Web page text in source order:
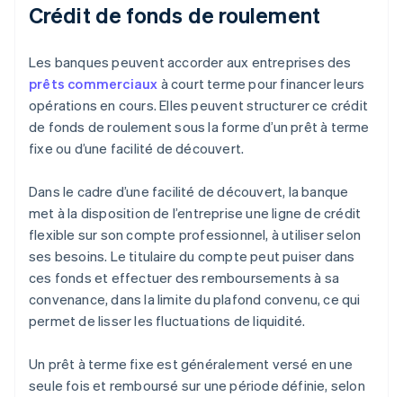
Crédit de fonds de roulement
Les banques peuvent accorder aux entreprises des
prêts commerciaux à court terme pour financer leurs
opérations en cours. Elles peuvent structurer ce crédit
de fonds de roulement sous la forme d’un prêt à terme
fixe ou d’une facilité de découvert.
Dans le cadre d’une facilité de découvert, la banque
met à la disposition de l’entreprise une ligne de crédit
flexible sur son compte professionnel, à utiliser selon
ses besoins. Le titulaire du compte peut puiser dans
ces fonds et effectuer des remboursements à sa
convenance, dans la limite du plafond convenu, ce qui
permet de lisser les fluctuations de liquidité.
Un prêt à terme fixe est généralement versé en une
seule fois et remboursé sur une période définie, selon